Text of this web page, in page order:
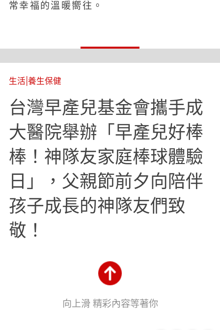
常幸福的溫暖嚮往。
生活 養生保健
台灣早產兒基金會攜手成
大醫院舉辦「早產兒好棒
棒！神隊友家庭棒球體驗
日」，父親節前夕向陪伴
孩子成長的神隊友們致
敬！
向上滑 精彩內容等著你